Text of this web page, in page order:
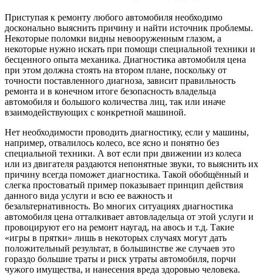
Приступая к ремонту любого автомобиля необходимо
досконально выяснить причину и найти источник проблемы.
Некоторые поломки видны невооруженным глазом, а
некоторые нужно искать при помощи специальной техники и
бесценного опыта механика. Диагностика автомобиля цена
при этом должна стоять на втором плане, поскольку от
точности поставленного диагноза, зависит правильность
ремонта и в конечном итоге безопасность владельца
автомобиля и большого количества лиц, так или иначе
взаимодействующих с конкретной машиной.
Нет необходимости проводить диагностику, если у машины,
например, отвалилось колесо, все ясно и понятно без
специальной техники. А вот если при движении из колеса
или из двигателя раздаются непонятные звуки, то выяснить их
причину всегда поможет диагностика. Такой обобщённый и
слегка простоватый пример показывает принцип действия
данного вида услуги и всю ее важность и
безальтернативность. Во многих ситуациях диагностика
автомобиля цена отталкивает автовладельца от этой услуги и
провоцируют его на ремонт наугад, на авось и т.д. Такие
«игры в прятки» лишь в некоторых случаях могут дать
положительный результат, в большинстве же случаев это
гораздо большие траты и риск утраты автомобиля, порчи
чужого имущества, и нанесения вреда здоровью человека.